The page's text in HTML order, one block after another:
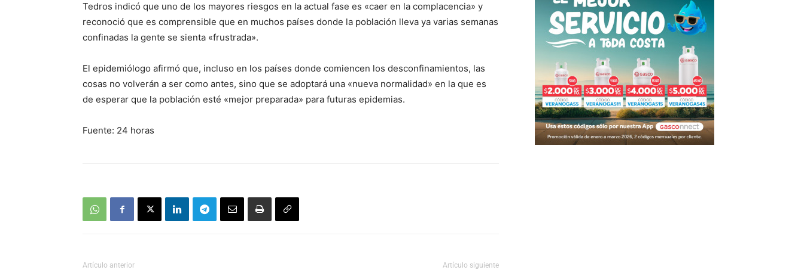
Tedros indicó que uno de los mayores riesgos en la actual fase es «caer en la complacencia» y
reconoció que es comprensible que en muchos países donde la población lleva ya varias semanas
confinadas la gente se sienta «frustrada».
El epidemiólogo afirmó que, incluso en los países donde comiencen los desconfinamientos, las
cosas no volverán a ser como antes, sino que se adoptará una «nueva normalidad» en la que es
de esperar que la población esté «mejor preparada» para futuras epidemias.
Fuente: 24 horas
Artículo anterior Artículo siguiente